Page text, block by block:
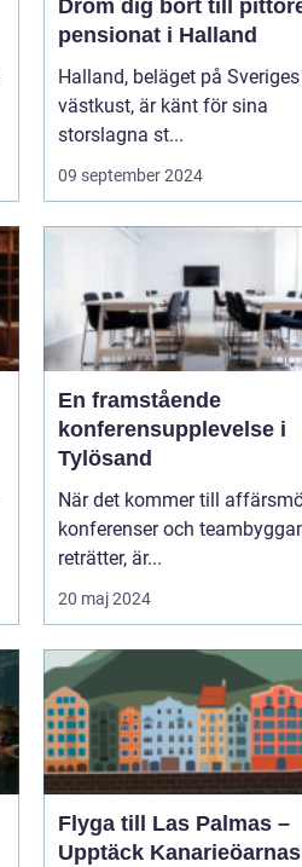
Dröm dig bort till
pensionat i Halland
Halland, beläget på Sveriges
västkust, är känt för sina
storslagna st...
09 september 2024
En framstående
konferensupplevelse i
Tylösand
När det kommer till
konferenser och
reträtter, är...
20 maj 2024
Flyga till Las Palmas –
Upptäck Kanarieöarnas